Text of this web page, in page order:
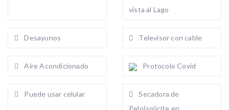
vista al Lago
Desayunos Televisor con cable
Aire Acondicionado Protocolo Covid
Puede usar celular
Secadora de
Pelo(solicite en